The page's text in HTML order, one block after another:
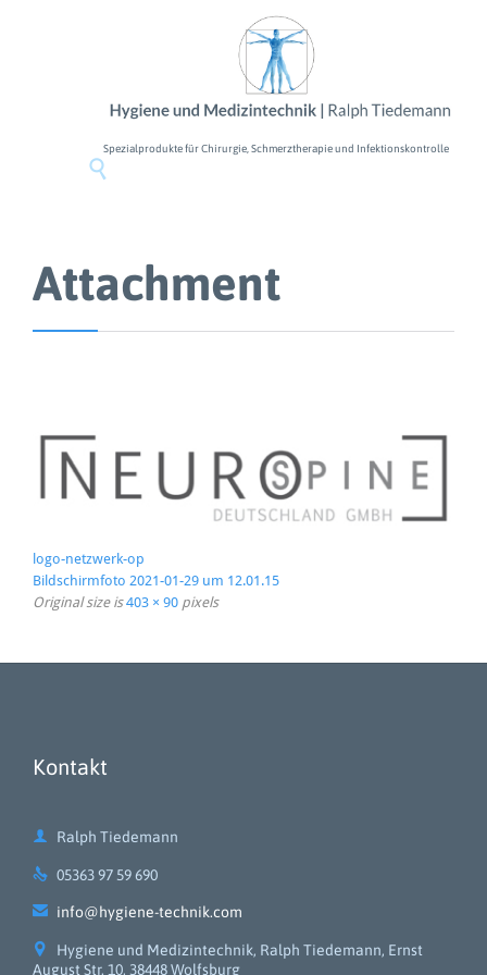
Spezialprodukte für Chirurgie, Schmerztherapie und Infektionskontrolle

Attachment
logo-netzwerk-op
Bildschirmfoto 2021-01-29 um 12.01.15
Original size is403 × 90 pixels
Kontakt
 Ralph Tiedemann
 05363 97 59 690
 info@hygiene-technik.com

Hygiene und Medizintechnik, Ralph Tiedemann, Ernst
August Str. 10, 38448 Wolfsburg